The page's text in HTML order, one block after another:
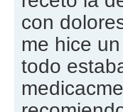
con
me hice
todo